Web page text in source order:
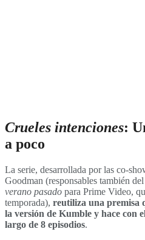
Crueles intenciones:
a poco
La serie, desarrollada por las co-
Goodman (responsables también
verano pasado para Prime Video,
temporada), reutiliza una premisa
la versión de Kumble y hace con
largo de 8 episodios.